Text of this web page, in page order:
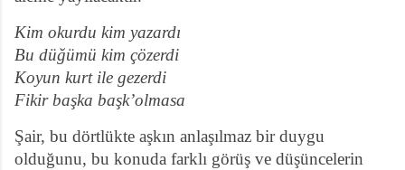
Kim okurdu kim yazardı
Bu düğümü kim çözerdi
Koyun kurt ile gezerdi
Fikir başka başk’olmasa
Şair, bu dörtlükte aşkın anlaşılmaz bir duygu
olduğunu, bu konuda farklı görüş ve düşüncelerin